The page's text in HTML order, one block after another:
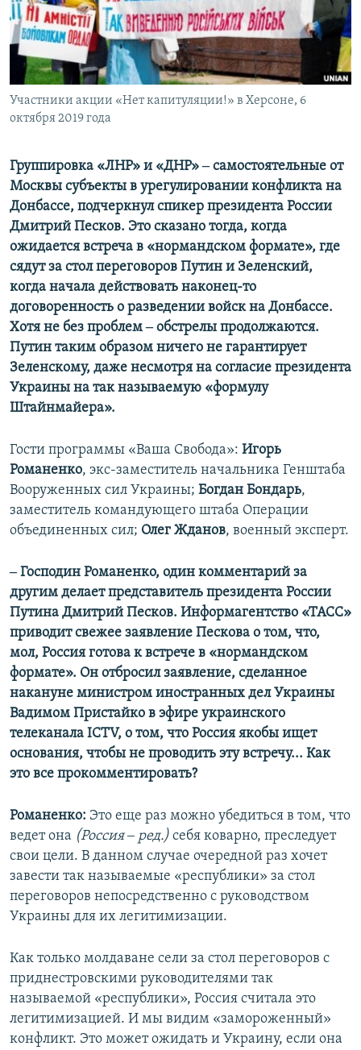
ПОБЕДИТЕЛЕЙ НЕ СУДЯТ?
КРЫМ.НЕПОКОРЕННЫЙ
ELIFBE
УКРАИНСКАЯ ПРОБЛЕМА КРЫМА
ПРИСОЕДИНЯЙТЕСЬ!
Все сайты RFE/RL
Участники акции «Нет капитуляции!» в Херсоне, 6
октября 2019 года
Группировка «ЛНР» и «ДНР» ‒ самостоятельные от
Москвы субъекты в урегулировании конфликта на
Донбассе, подчеркнул спикер президента России
Дмитрий Песков. Это сказано тогда, когда
ожидается встреча в «нормандском формате», где
сядут за стол переговоров Путин и Зеленский,
когда начала действовать наконец-то
договоренность о разведении войск на Донбассе.
Хотя не без проблем ‒ обстрелы продолжаются.
Путин таким образом ничего не гарантирует
Зеленскому, даже несмотря на согласие президента
Украины на так называемую «формулу
Штайнмайера».
Гости программы «Ваша Свобода»: Игорь
Романенко, экс-заместитель начальника Генштаба
Вооруженных сил Украины; Богдан Бондарь,
заместитель командующего штаба Операции
объединенных сил; Олег Жданов, военный эксперт.
‒ Господин Романенко, один комментарий за
другим делает представитель президента России
Путина Дмитрий Песков. Информагентство «ТАСС»
приводит свежее заявление Пескова о том, что,
мол, Россия готова к встрече в «нормандском
формате». Он отбросил заявление, сделанное
накануне министром иностранных дел Украины
Вадимом Пристайко в эфире украинского
телеканала ICTV, о том, что Россия якобы ищет
основания, чтобы не проводить эту встречу... Как
это все прокомментировать?
Романенко: Это еще раз можно убедиться в том, что
ведет она (Россия ‒ ред.) себя коварно, преследует
свои цели. В данном случае очередной раз хочет
завести так называемые «республики» за стол
переговоров непосредственно с руководством
Украины для их легитимизации.
Как только молдаване сели за стол переговоров с
приднестровскими руководителями так
называемой «республики», Россия считала это
легитимизацией. И мы видим «замороженный»
конфликт. Это может ожидать и Украину, если она